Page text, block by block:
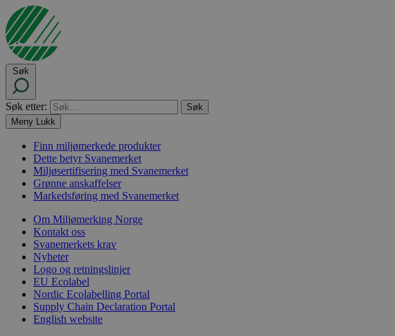
Søk
Søk etter:
Meny Lukk
Finn miljømerkede produkter
Dette betyr Svanemerket
Miljøsertifisering med Svanemerket
Grønne anskaffelser
Markedsføring med Svanemerket
Om Miljømerking Norge
Kontakt oss
Svanemerkets krav
Nyheter
Logo og retningslinjer
EU Ecolabel
Nordic Ecolabelling Portal
Supply Chain Declaration Portal
English website